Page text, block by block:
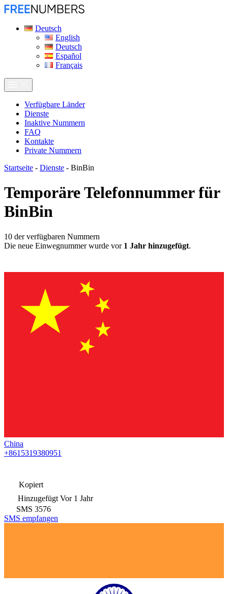
Deutsch
English
Deutsch
Español
Français
Verfügbare Länder
Dienste
Inaktive Nummern
FAQ
Kontakte
Private Nummern
Startseite - Dienste - BinBin
Temporäre Telefonnummer für
BinBin
10 der verfügbaren Nummern
Die neue Einwegnummer wurde vor 1 Jahr hinzugefügt.
China
+8615319380951
Kopiert
Hinzugefügt Vor 1 Jahr
SMS 3576
SMS empfangen